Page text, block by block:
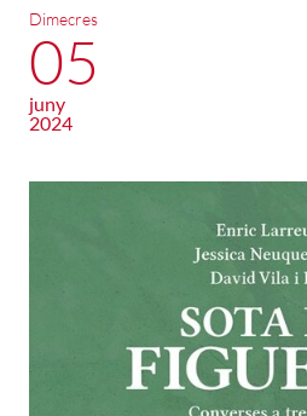
Dimecres
05
juny
2024